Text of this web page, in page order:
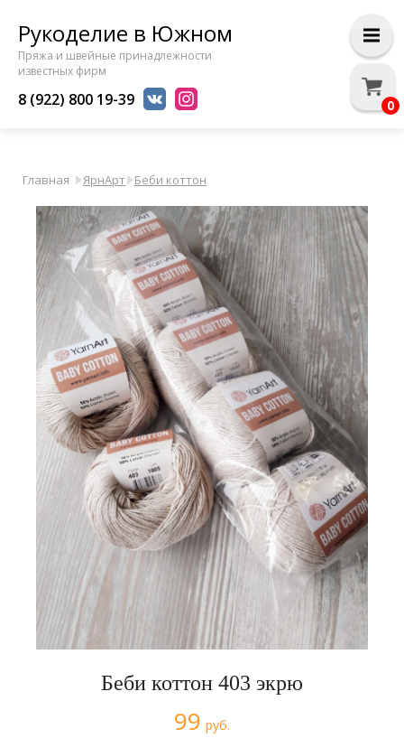
Рукоделие в Южном
Пряжа и швейные принадлежности
известных фирм
8 (922) 800 19-39
Главная ЯрнАрт Беби коттон
Беби коттон 403 экрю
99 руб.
0